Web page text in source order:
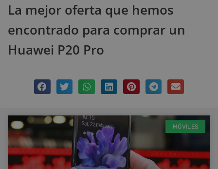
La mejor oferta que hemos
encontrado para comprar un
Huawei P20 Pro
MÓVILES